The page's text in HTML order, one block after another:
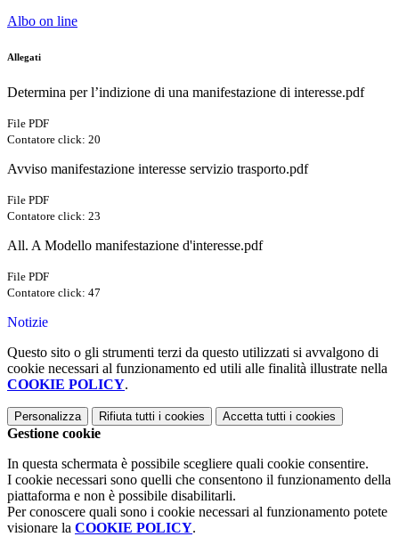
Albo on line
Allegati
Determina per l’indizione di una manifestazione di interesse.pdf
File PDF
Contatore click: 20
Avviso manifestazione interesse servizio trasporto.pdf
File PDF
Contatore click: 23
All. A Modello manifestazione d'interesse.pdf
File PDF
Contatore click: 47
Notizie
Questo sito o gli strumenti terzi da questo utilizzati si avvalgono di
cookie necessari al funzionamento ed utili alle finalità illustrate nella
COOKIE POLICY.
Personalizza Rifiuta tutti i cookies Accetta tutti i cookies
Gestione cookie
In questa schermata è possibile scegliere quali cookie consentire.
I cookie necessari sono quelli che consentono il funzionamento della
piattaforma e non è possibile disabilitarli.
Per conoscere quali sono i cookie necessari al funzionamento potete
visionare la COOKIE POLICY.